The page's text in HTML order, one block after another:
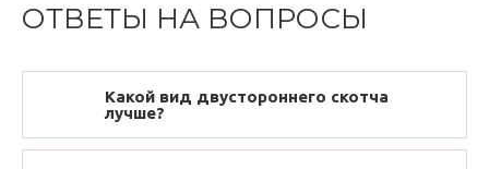
ОТВЕТЫ НА ВОПРОСЫ
Какой вид двустороннего скотча
лучше?